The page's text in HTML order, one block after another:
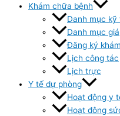
Khám chữa bệnh
Danh mục kỹ
Danh mục giá
Đăng ký
Lịch công tác
Lịch trực
Y tế dự phòng
Hoạt động y
Hoạt đông